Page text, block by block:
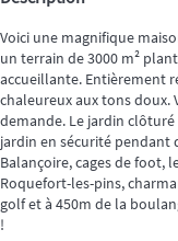
Voici une magnifique
un terrain de 3000 m²
accueillante. Entièrement
chaleureux aux tons doux.
demande. Le jardin
jardin en sécurité pendant
Balançoire, cages de foot,
Roquefort-les-pins,
golf et à 450m de la
!